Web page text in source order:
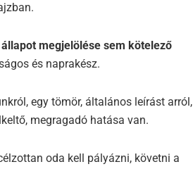
megjelölése sem kötelező
és naprakész.
egy tömör, általános leírást arról,
megragadó hatása van.
oda kell pályázni, követni a